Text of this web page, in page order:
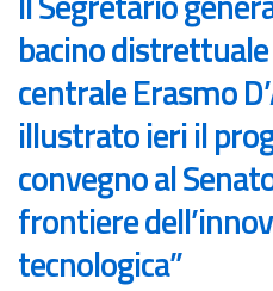
bacino
centrale Erasmo
illustrato ieri il
convegno al
frontiere
tecnologica”